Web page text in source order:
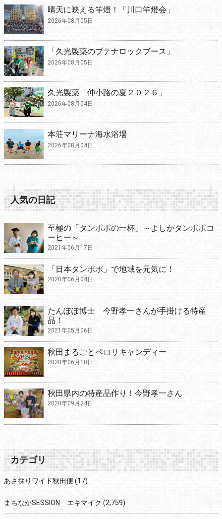
晴天に映える竿燈！「川口竿燈会」
2026年08月05日
「久光製薬のブテナロックブース」
2026年08月05日
久光製薬「仲小路の夏２０２６」
2026年08月04日
本荘マリーナ海水浴場
2026年08月04日
人気の日記
至極の「タンポポの一杯」～よしかタンポポコ
ーヒー～
2021年06月17日
「日本タンポポ」で地域を元気に！
2020年06月04日
たんぽぽ博士 今野孝一さんが手掛ける特産
品！
2021年05月06日
秋田まるごとペロリキャンディー
2020年06月10日
秋田県内の特産品作り！今野孝一さん
2020年09月24日
カテゴリ
あさ採りワイド秋田便 (17)
まちなかSESSION エキマイク (2,759)